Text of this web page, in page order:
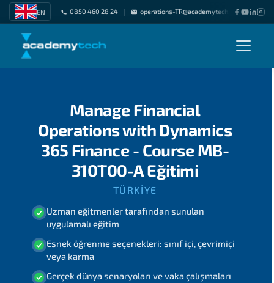
EN | 0850 460 28 24 | operations-TR@academytech.com |
Manage Financial
Operations with Dynamics
365 Finance - Course MB-
310T00-A Eğitimi
TÜRKIYE
Uzman eğitmenler tarafından sunulan
uygulamalı eğitim
Esnek öğrenme seçenekleri: sınıf içi, çevrimiçi
veya karma
Gerçek dünya senaryoları ve vaka çalışmaları